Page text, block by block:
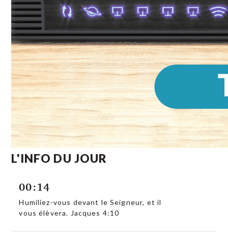
L'INFO DU JOUR
00:14
Humiliez-vous devant le Seigneur, et il
vous élèvera. Jacques 4:10